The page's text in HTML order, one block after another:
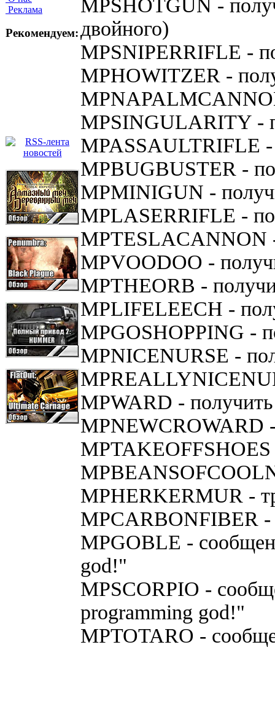
Реклама
Рекомендуем:
MPSHOTGUN -
двойного)
MPSNIPERRIFLE -
MPHOWITZER -
MPSINGULARITY -
MPASSAULTRIFLE
MPBUGBUSTER -
MPMINIGUN -
MPLASERRIFLE -
MPTESLACANNON
MPVOODOO -
MPTHEORB -
MPLIFELEECH -
MPGOSHOPPING -
MPNICENURSE -
MPWARD -
MPNEWCROWARD
MPHERKERMUR -
MPCARBONFIBER -
MPGOBLE -
god!"
MPSCORPIO -
programming god!"
MPTOTARO -